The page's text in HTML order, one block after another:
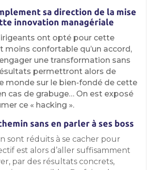
sa direction de la mise
innovation managériale
ont opté pour cette
moins confortable qu’un accord,
une transformation sans
permettront alors de
monde sur le bien-fondé de cette
cas de grabuge… On est exposé
ce « hacking ».
sans en parler à ses boss
sont réduits à se cacher pour
est alors d’aller suffisamment
par des résultats concrets,